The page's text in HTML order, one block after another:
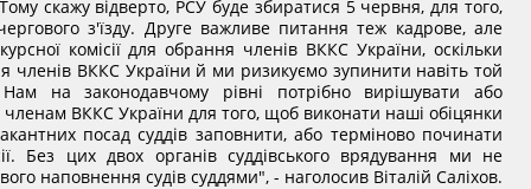
скажу відверто, РСУ буде збиратися 5 червня, для того,
з'їзду. Друге важливе питання теж кадрове, але
комісії для обрання членів ВККС України, оскільки
членів ВККС України й ми ризикуємо зупинити навіть той
на законодавчому рівні потрібно вирішувати або
ВККС України для того, щоб виконати наші обіцянки
посад суддів заповнити, або терміново починати
Без цих двох органів суддівського врядування ми не
наповнення судів суддями", - наголосив Віталій Саліхов.